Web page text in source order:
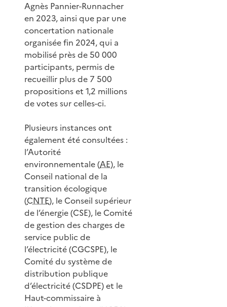
Agnès Pannier-Runnacher
en 2023, ainsi que par une
concertation nationale
organisée fin 2024, qui a
mobilisé près de 50 000
participants, permis de
recueillir plus de 7 500
propositions et 1,2 millions
de votes sur celles-ci.
Plusieurs instances ont
également été consultées :
l’Autorité
environnementale (AE), le
Conseil national de la
transition écologique
(CNTE), le Conseil supérieur
de l’énergie (CSE), le Comité
de gestion des charges de
service public de
l’électricité (CGCSPE), le
Comité du système de
distribution publique
d’électricité (CSDPE) et le
Haut-commissaire à